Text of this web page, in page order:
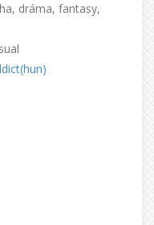
dráma, fantasy,